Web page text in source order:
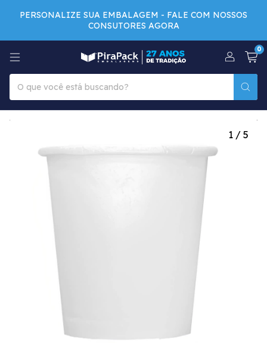
PERSONALIZE SUA EMBALAGEM - FALE COM NOSSOS
CONSUTORES AGORA
0
1 / 5